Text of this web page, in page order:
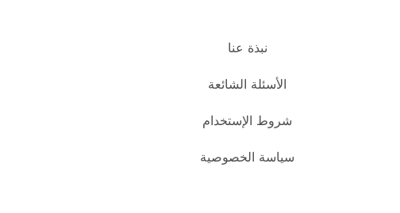
نبذة عنا
الأسئلة الشائعة
شروط الإستخدام
سياسة الخصوصية